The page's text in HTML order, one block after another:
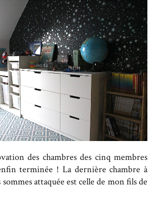
des chambres des cinq membres
terminée ! La dernière chambre à
attaquée est celle de mon fils de